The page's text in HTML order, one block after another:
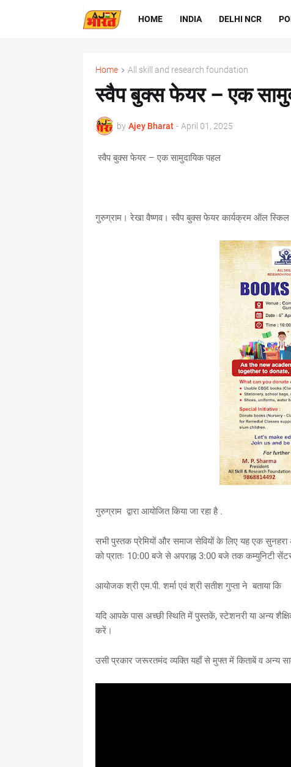
HOME INDIA DELHI NCR
Home All skill and research foundation
स्वैप बुक्स फेयर – एक
by Ajey Bharat - April 01, 2025
स्वैप बुक्स फेयर – एक सामुदायिक पहल
गुरुग्राम। रेखा वैष्णव। स्वैप बुक्स फेयर कार्यक्रम ऑल
गुरुग्राम द्वारा आयोजित किया जा रहा है .
सभी पुस्तक प्रेमियों और समाज सेवियों के लिए यह एक
को प्रातः 10:00 बजे से अपराह्न 3:00 बजे तक कम्युनिटी
आयोजक श्री एम.पी. शर्मा एवं श्री सतीश गुप्ता ने बताया कि
यदि आपके पास अच्छी स्थिति में पुस्तकें, स्टेशनरी या अन्य
करें।
उसी प्रकार जरूरतमंद व्यक्ति यहाँ से मुफ्त में किताबें व अन्य